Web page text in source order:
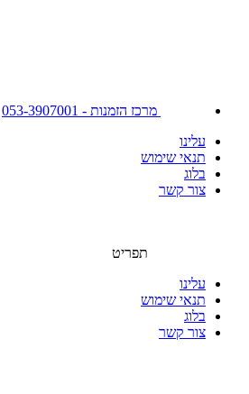
מרכז הזמנות - 053-3907001
עלינו
תנאי שימוש
בלוג
צור קשר
תפריט
עלינו
תנאי שימוש
בלוג
צור קשר